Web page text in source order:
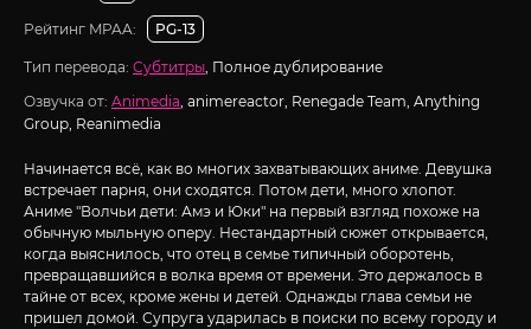
Рейтинг MPAA: PG-13
Тип перевода: Субтитры, Полное дублирование
Озвучка от: Animedia, animereactor, Renegade Team, Anything
Group, Reanimedia
Начинается всё, как во многих захватывающих аниме. Девушка
встречает парня, они сходятся. Потом дети, много хлопот.
Аниме "Волчьи дети: Амэ и Юки" на первый взгляд похоже на
обычную мыльную оперу. Нестандартный сюжет открывается,
когда выяснилось, что отец в семье типичный оборотень,
превращавшийся в волка время от времени. Это держалось в
тайне от всех, кроме жены и детей. Однажды глава семьи не
пришел домой. Супруга ударилась в поиски по всему городу и